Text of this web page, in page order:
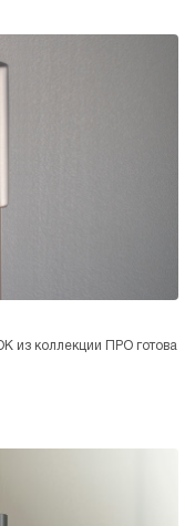
из коллекции ПРО готова